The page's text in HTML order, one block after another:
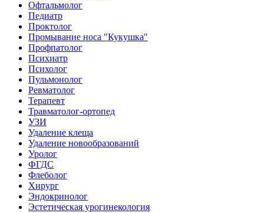
Офтальмолог
Педиатр
Проктолог
Промывание носа "Кукушка"
Профпатолог
Психиатр
Психолог
Пульмонолог
Ревматолог
Терапевт
Травматолог-ортопед
УЗИ
Удаление клеща
Удаление новообразований
Уролог
ФГДС
Флеболог
Хирург
Эндокринолог
Эстетическая урогинекология